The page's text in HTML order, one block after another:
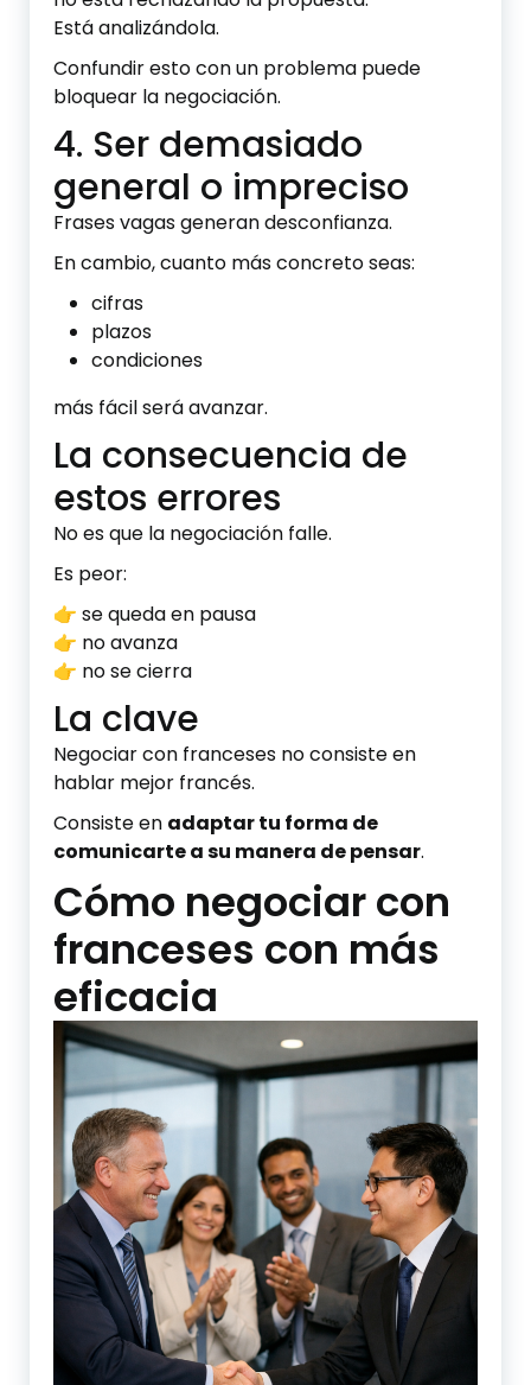
Está analizándola.
Confundir esto con un problema puede
bloquear la negociación.
4. Ser demasiado
general o impreciso
Frases vagas generan desconfianza.
En cambio, cuanto más concreto seas:
cifras
plazos
condiciones
más fácil será avanzar.
La consecuencia de
estos errores
No es que la negociación falle.
Es peor:
👉 se queda en pausa
👉 no avanza
👉 no se cierra
La clave
Negociar con franceses no consiste en
hablar mejor francés.
Consiste en adaptar tu forma de
comunicarte a su manera de pensar.
Cómo negociar con
franceses con más
eficacia